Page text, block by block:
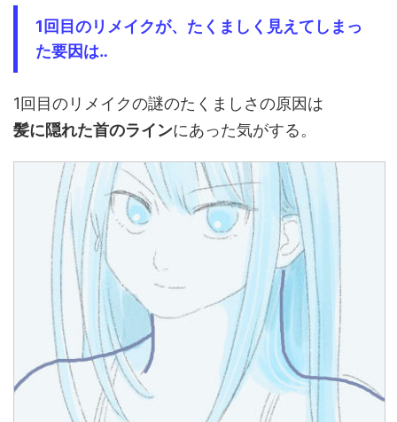
1回目のリメイクが、たくましく見えてしまっ
た要因は‥
1回目のリメイクの謎のたくましさの原因は
髪に隠れた首のラインにあった気がする。